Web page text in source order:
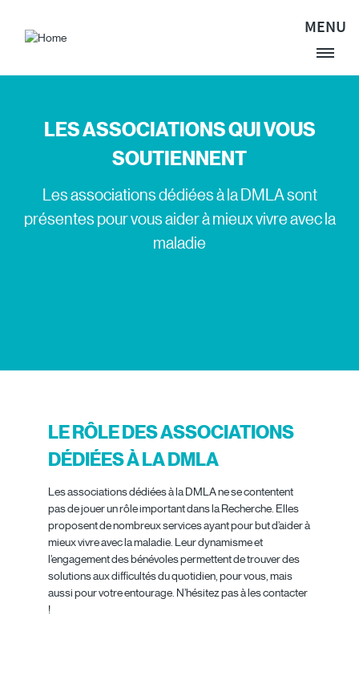
Site Logo
MENU
LES ASSOCIATIONS QUI VOUS
SOUTIENNENT
Les associations dédiées à la DMLA sont
présentes pour vous aider à mieux vivre avec la
maladie
LE RÔLE DES ASSOCIATIONS
DÉDIÉES À LA DMLA
Les associations dédiées à la DMLA ne se contentent
pas de jouer un rôle important dans la Recherche. Elles
proposent de nombreux services ayant pour but d’aider à
mieux vivre avec la maladie. Leur dynamisme et
l’engagement des bénévoles permettent de trouver des
solutions aux difficultés du quotidien, pour vous, mais
aussi pour votre entourage. N’hésitez pas à les contacter
!